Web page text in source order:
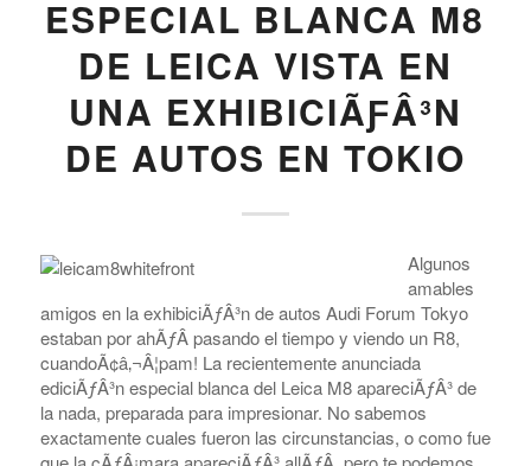
ESPECIAL BLANCA M8
DE LEICA VISTA EN
UNA EXHIBICIÃƑÂ³N
DE AUTOS EN TOKIO
Algunos
amables
amigos en la exhibiciÃƒÂ³n de autos Audi Forum Tokyo
estaban por ahÃƒÂ­ pasando el tiempo y viendo un R8,
cuandoÃ¢â‚¬Â¦pam! La recientemente anunciada
ediciÃƒÂ³n especial blanca del Leica M8 apareciÃƒÂ³ de
la nada, preparada para impresionar. No sabemos
exactamente cuales fueron las circunstancias, o como fue